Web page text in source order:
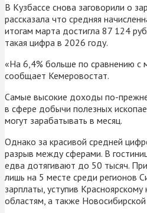
В Кузбассе снова заговорили о
рассказала что средняя
итогам марта достигла 87 124
такая цифра в 2026 году.
«На 6,4% больше по сравнению с
сообщает Кемеровостат.
Самые высокие доходы по-
в сфере добычи полезных
могут зарабатывать в месяц.
Однако за красивой средней
разрыв между сферами. В
едва дотягивают до 50 тысяч.
лишь на 5 месте среди регионов
зарплаты, уступив
областям, а также